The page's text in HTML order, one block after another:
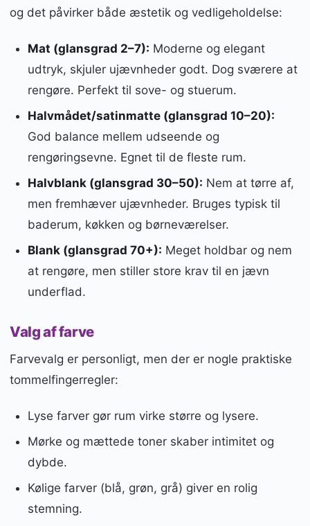
og det påvirker både æstetik og vedligeholdelse:
Mat (glansgrad 2–7): Moderne og elegant
udtryk, skjuler ujævnheder godt. Dog sværere at
rengøre. Perfekt til sove- og stuerum.
Halvmådet/satinmatte (glansgrad 10–20):
God balance mellem udseende og
rengøringsevne. Egnet til de fleste rum.
Halvblank (glansgrad 30–50): Nem at tørre af,
men fremhæver ujævnheder. Bruges typisk til
baderum, køkken og børneværelser.
Blank (glansgrad 70+): Meget holdbar og nem
at rengøre, men stiller store krav til en jævn
underflad.
Valg af farve
Farvevalg er personligt, men der er nogle praktiske
tommelfingerregler:
Lyse farver gør rum virke større og lysere.
Mørke og mættede toner skaber intimitet og
dybde.
Kølige farver (blå, grøn, grå) giver en rolig
stemning.